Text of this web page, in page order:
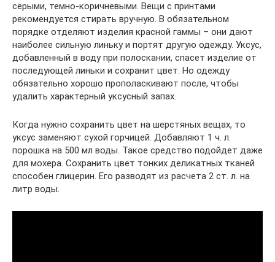
серыми, темно-коричневыми. Вещи с принтами
рекомендуется стирать вручную. В обязательном
порядке отделяют изделия красной гаммы – они дают
наиболее сильную линьку и портят другую одежду. Уксус,
добавленный в воду при полоскании, спасет изделие от
последующей линьки и сохранит цвет. Но одежду
обязательно хорошо прополаскивают после, чтобы
удалить характерный уксусный запах.
Когда нужно сохранить цвет на шерстяных вещах, то
уксус заменяют сухой горчицей. Добавляют 1 ч. л.
порошка на 500 мл воды. Такое средство подойдет даже
для мохера. Сохранить цвет тонких деликатных тканей
способен глицерин. Его разводят из расчета 2 ст. л. на
литр воды.